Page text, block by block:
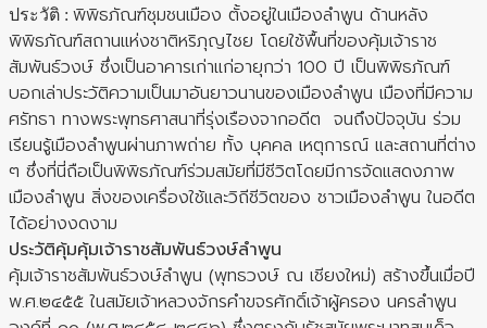
ประวัติ : พิพิธภัณฑ์ชุมชนเมือง ตั้งอยู่ในเมืองลำพูน ด้านหลัง
พิพิธภัณฑ์สถานแห่งชาติหริภุญไชย โดยใช้พื้นที่ของคุ้มเจ้าราช
สัมพันธ์วงษ์ ซึ่งเป็นอาคารเก่าแก่อายุกว่า 100 ปี เป็นพิพิธภัณฑ์
บอกเล่าประวัติความเป็นมาอันยาวนานของเมืองลำพูน เมืองที่มีความ
ศรัทธา ทางพระพุทธศาสนาที่รุ่งเรืองจากอดีต จนถึงปัจจุบัน ร่วม
เรียนรู้เมืองลำพูนผ่านภาพถ่าย ทั้ง บุคคล เหตุการณ์ และสถานที่ต่าง
ๆ ซึ่งที่นี่ถือเป็นพิพิธภัณฑ์ร่วมสมัยที่มีชีวิตโดยมีการจัดแสดงภาพ
เมืองลำพูน สิ่งของเครื่องใช้และวิถีชีวิตของ ชาวเมืองลำพูน ในอดีต
ได้อย่างงดงาม
ประวัติคุ้มคุ้มเจ้าราชสัมพันธ์วงษ์ลำพูน
คุ้มเจ้าราชสัมพันธ์วงษ์ลำพูน (พุทธวงษ์ ณ เชียงใหม่) สร้างขึ้นเมื่อปี
พ.ศ.๒๔๕๕ ในสมัยเจ้าหลวงจักรคำขจรศักดิ์เจ้าผู้ครอง นครลำพูน